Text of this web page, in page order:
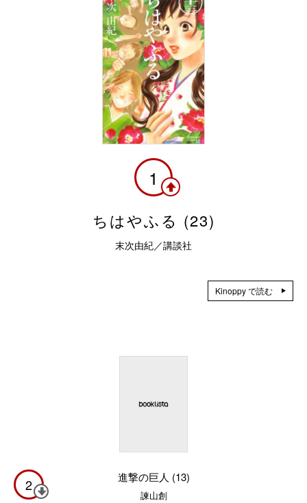
1
ちはやふる (23)
末次由紀／講談社
Kinoppy で読む
2 進撃の巨人 (13)
諫山創